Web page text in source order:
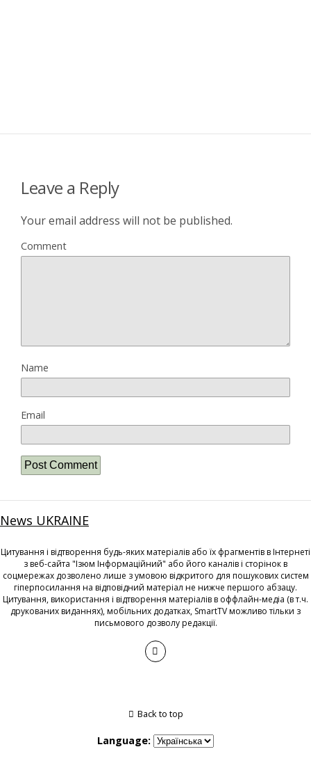
Leave a Reply
Your email address will not be published.
Comment
Name
Email
News UKRAINE
Цитування і відтворення будь-яких матеріалів або їх фрагментів в Інтернеті
з веб-сайта "Ізюм Інформаційний" або його каналів і сторінок в
соцмережах дозволено лише з умовою відкритого для пошукових систем
гіперпосилання на відповідний матеріал не нижче першого абзацу.
Цитування, використання і відтворення матеріалів в оффлайн-медіа (в т.ч.
друкованих виданнях), мобільних додатках, SmartTV можливо тільки з
письмового дозволу редакції.
Back to top
Language: